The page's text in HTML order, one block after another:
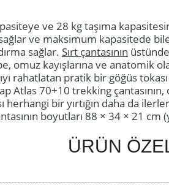
ve 28 kg taşıma
ve maksimum kapasitede
sağlar. Sırt çantasının
omuz kayışlarına ve
rahatlatan pratik bir göğüs
Atlas 70+10 trekking çantasının,
herhangi bir yırtığın daha da
boyutları 88 × 34 × 21 cm
ÜRÜN